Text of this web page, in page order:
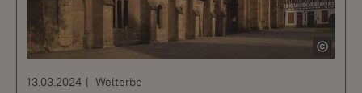
13.03.2024 Welterbe